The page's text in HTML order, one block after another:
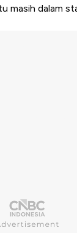
masih dalam